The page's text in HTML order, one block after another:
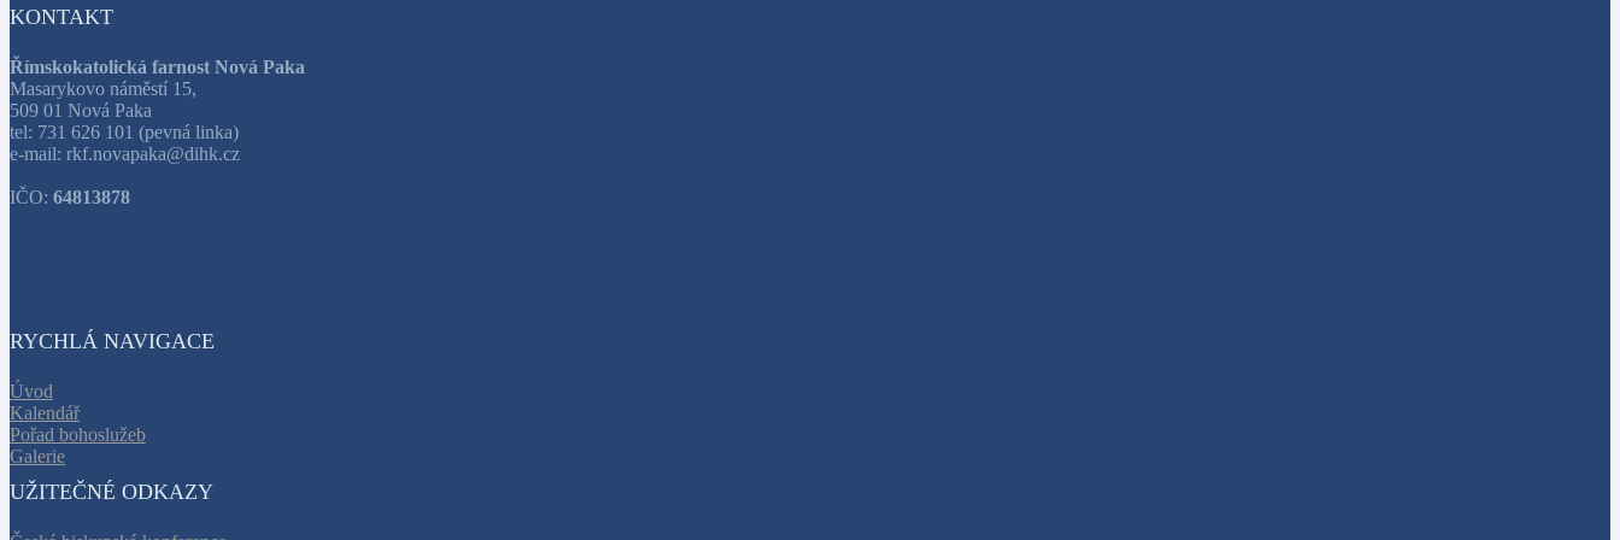
KONTAKT
Římskokatolická farnost Nová Paka
Masarykovo náměstí 15,
509 01 Nová Paka
tel: 731 626 101 (pevná linka)
e-mail: rkf.novapaka@dihk.cz
IČO: 64813878
RYCHLÁ NAVIGACE
Úvod
Kalendář
Pořad bohoslužeb
Galerie
UŽITEČNÉ ODKAZY